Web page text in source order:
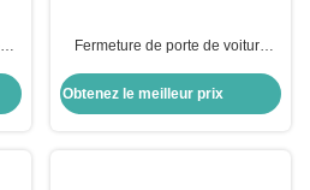
Fermeture de porte de voiture
cylindre de porte de voiture
Obtenez le meilleur prix